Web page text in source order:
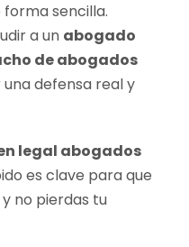
sencilla.
a un abogado
de abogados
defensa real y
legal abogados
es clave para que
no pierdas tu